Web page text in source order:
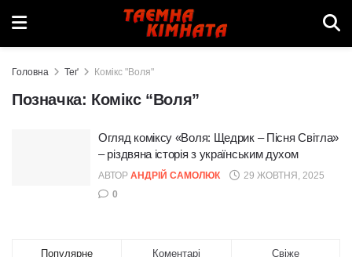
Головна Теґ Комікс "Воля"
Позначка: Комікс “Воля”
Огляд коміксу «Воля: Щедрик – Пісня Світла»
– різдвяна історія з українським духом
АВТОР АНДРІЙ САМОЛЮК
29 ЖОВТНЯ, 2025
0
Популярне Коментарі Свіже